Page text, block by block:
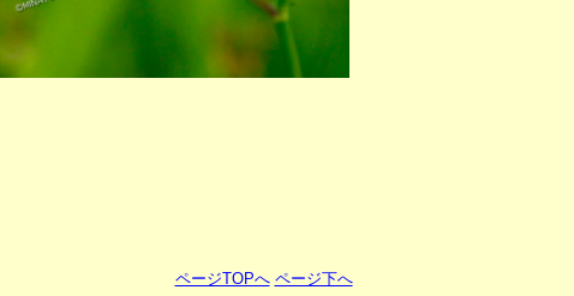
ページTOPへ ページ下へ